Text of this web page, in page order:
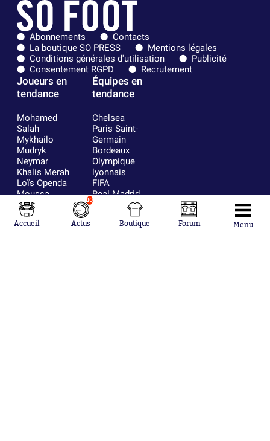
Abonnements
Contacts
La boutique SO PRESS
Mentions légales
Conditions générales d'utilisation
Publicité
Consentement RGPD
Recrutement
Joueurs en
tendance
Mohamed
Salah
Mykhailo
Mudryk
Neymar
Khalis Merah
Loïs Openda
Moussa
Niakhaté
Nicolás
Tagliafico
Équipes en
tendance
Chelsea
Paris Saint-
Germain
Bordeaux
Olympique
lyonnais
FIFA
Real Madrid
RC Strasbourg
France
Accueil
10
Actus Boutique Forum Menu